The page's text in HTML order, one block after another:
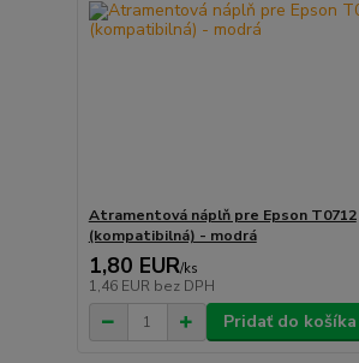
Atramentová náplň pre Epson T0712
(kompatibilná) - modrá
1,80 EUR/ks
1,46 EUR bez DPH
Pridať do košíka